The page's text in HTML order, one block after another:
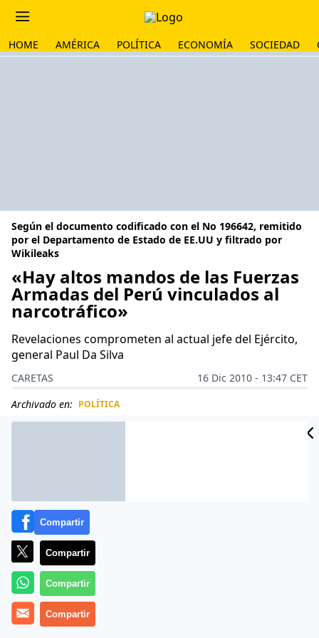
HOME AMÉRICA POLÍTICA ECONOMÍA SOCIEDAD
Según el documento codificado con el No 196642, remitido
por el Departamento de Estado de EE.UU y filtrado por
Wikileaks
«Hay altos mandos de las Fuerzas
Armadas del Perú vinculados al
narcotráfico»
Revelaciones comprometen al actual jefe del Ejército,
general Paul Da Silva
CARETAS
16 Dic 2010 - 13:47 CET
Archivado en: POLÍTICA
El wikicable que ha remecido al Cuartel General del
Compartir
Compartir
Compartir
Compartir